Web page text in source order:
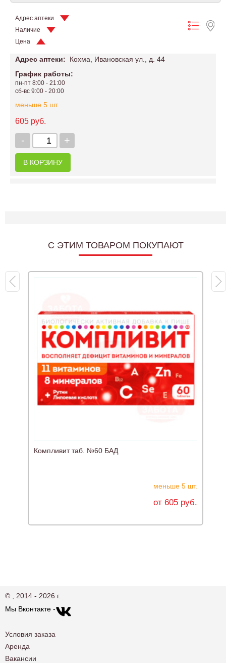
Адрес аптеки
Наличие
Цена
Адрес аптеки:
Кохма, Ивановская ул., д. 44
График работы:
пн-пт 8:00 - 21:00
сб-вс 9:00 - 20:00
меньше 5 шт.
605 руб.
+
-
В КОРЗИНУ
C ЭТИМ ТОВАРОМ ПОКУПАЮТ
Компливит таб. №60 БАД
меньше 5 шт.
от 605 руб.
© , 2014 - 2026 г.
Мы Вконтакте -
Условия заказа
Аренда
Вакансии